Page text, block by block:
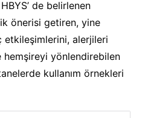
de belirlenen
önerisi getiren, yine
alerjileri
yönlendirebilen
kullanım örnekleri